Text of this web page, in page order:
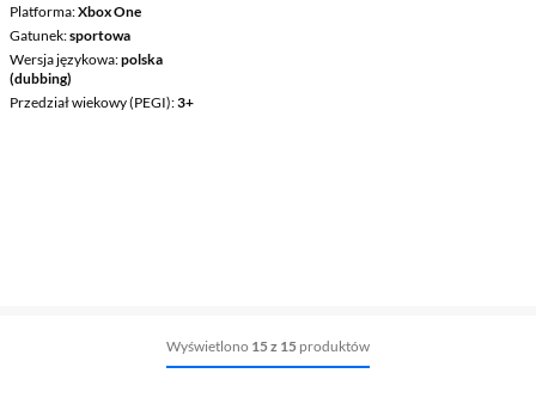
Platforma Xbox One
Gatunek sportowa
Wersja językowa polska
(dubbing)
Przedział wiekowy (PEGI) 3+
Wyświetlono 15 z 15 produktów